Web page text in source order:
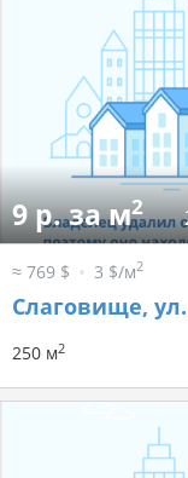
9 р. за м2
≈ 769 $ 3 $/м2
Слаговище,
250 м2